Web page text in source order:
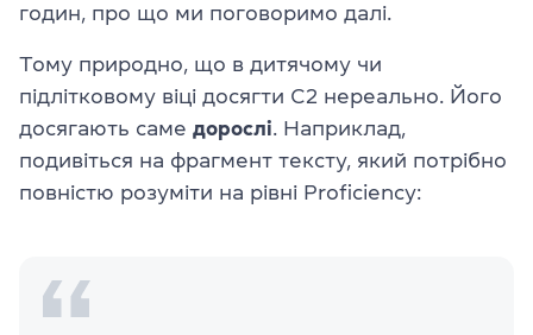
годин, про що ми поговоримо далі.
Тому природно, що в дитячому чи
підлітковому віці досягти C2 нереально. Його
досягають саме дорослі. Наприклад,
подивіться на фрагмент тексту, який потрібно
повністю розуміти на рівні Proficiency: